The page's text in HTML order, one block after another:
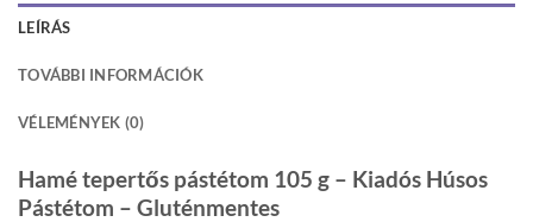
LEÍRÁS
TOVÁBBI INFORMÁCIÓK
VÉLEMÉNYEK (0)
Hamé tepertős pástétom 105 g – Kiadós Húsos
Pástétom – Gluténmentes